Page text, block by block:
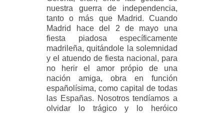
nuestra guerra de independencia,
tanto o más que Madrid. Cuando
Madrid hace del 2 de mayo una
fiesta piadosa específicamente
madrileña, quitándole la solemnidad
y el atuendo de fiesta nacional, para
no herir el amor própio de una
nación amiga, obra en función
españolísima, como capital de todas
las Españas. Nosotros tendíamos a
olvidar lo trágico y lo heróico